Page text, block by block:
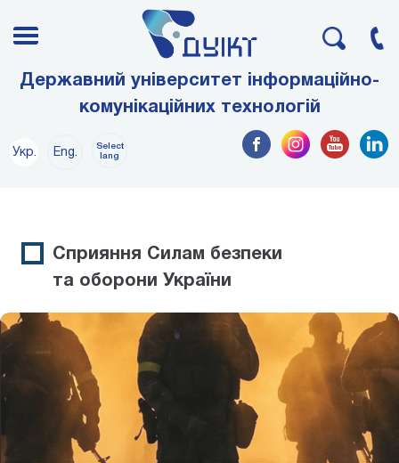
Державний університет інформаційно-
комунікаційних технологій
Укр. Eng.
Select
lang
Сприяння Силам безпеки
та оборони України